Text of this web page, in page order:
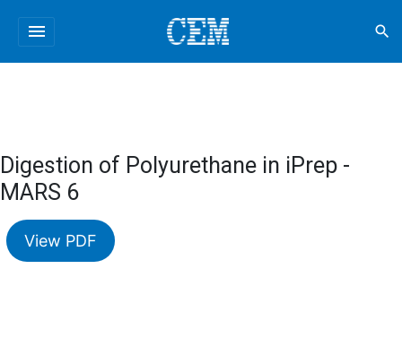
menu search
Digestion of Polyurethane in iPrep -
MARS 6
View PDF